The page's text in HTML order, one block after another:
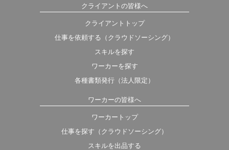
クライアントの皆様へ
クライアントトップ
仕事を依頼する（クラウドソーシング）
スキルを探す
ワーカーを探す
各種書類発行（法人限定）
ワーカーの皆様へ
ワーカートップ
仕事を探す（クラウドソーシング）
スキルを出品する